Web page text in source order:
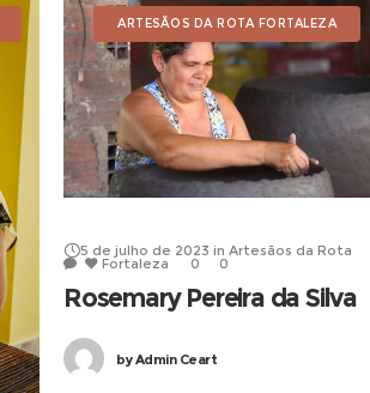
ARTESÃOS DA ROTA FORTALEZA
5 de julho de 2023 in Artesãos da Rota
Fortaleza 0 0
Rosemary Pereira da Silva
byAdmin Ceart